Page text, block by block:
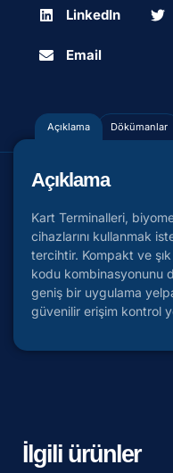
LinkedIn
Email
Açıklama Dökümanlar
Açıklama
Kart Terminalleri,
cihazlarını kullanmak
tercihtir. Kompakt ve
kodu kombinasyonunu
geniş bir uygulama
güvenilir erişim kontrol
İlgili ürünler